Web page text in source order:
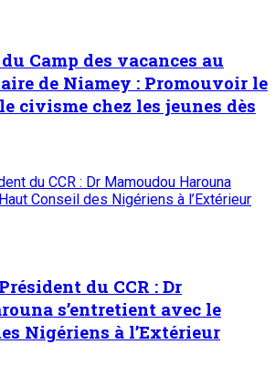
Camp des vacances au
de Niamey : Promouvoir le
civisme chez les jeunes dès
du CCR : Dr Mamoudou Harouna
Conseil des Nigériens à l’Extérieur
du CCR : Dr
s’entretient avec le
Nigériens à l’Extérieur